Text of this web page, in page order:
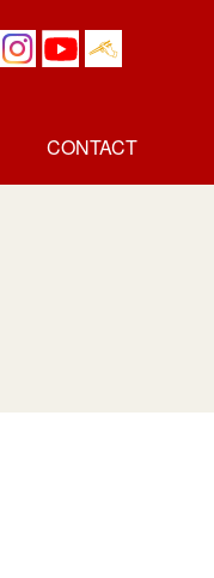
CONTACT